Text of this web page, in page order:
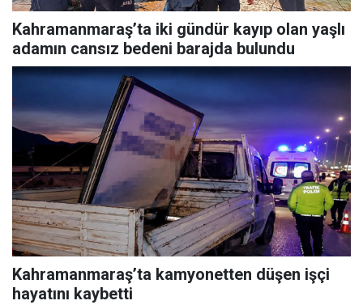
Kahramanmaraş’ta iki gündür kayıp olan yaşlı
adamın cansız bedeni barajda bulundu
Kahramanmaraş’ta kamyonetten düşen işçi
hayatını kaybetti